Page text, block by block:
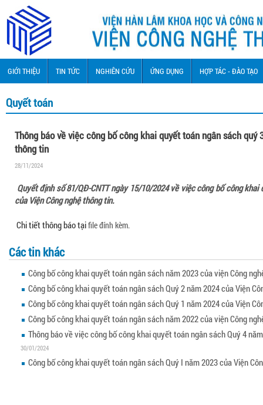
GIỚI THIỆU TIN TỨC NGHIÊN CỨU ỨNG DỤNG HỢP TÁC - ĐÀO TẠO
Quyết toán
Thông báo về việc công bố công khai quyết toán ngân sách quý
thông tin
28/11/2024
Quyết định số 81/QĐ-CNTT ngày 15/10/2024 về việc công bố công
của Viện Công nghệ thông tin.
Chi tiết thông báo tạifile đính kèm.
Các tin khác
Công bố công khai quyết toán ngân sách năm 2023 của viện Công
Công bố công khai quyết toán ngân sách Quý 2 năm 2024 của Viện
Công bố công khai quyết toán ngân sách Quý 1 năm 2024 của Viện
Công bố công khai quyết toán ngân sách năm 2022 của viện Công
Thông báo về việc công bố công khai quyết toán ngân sách Quý 4
30/01/2024
Công bố công khai quyết toán ngân sách Quý I năm 2023 của Viện